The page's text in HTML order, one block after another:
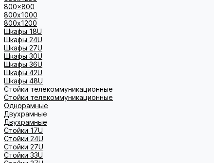
800x800
800х1000
800х1200
Шкафы 18U
Шкафы 24U
Шкафы 27U
Шкафы 30U
Шкафы 36U
Шкафы 42U
Шкафы 48U
Стойки телекоммуникационные
Стойки телекоммуникационные
Однорамные
Двухрамные
Двухрамные
Стойки 17U
Стойки 24U
Стойки 27U
Стойки 33U